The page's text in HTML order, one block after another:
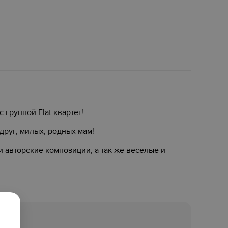
Flat квартет!
милых, родных мам!
композиции, а так же веселые и